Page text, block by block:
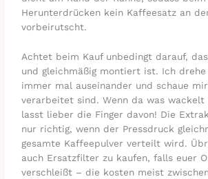
Herunterdrücken kein Kaffeesatz an
vorbeirutscht.
Achtet beim Kauf unbedingt darauf,
und gleichmäßig montiert ist. Ich
immer mal auseinander und schaue
verarbeitet sind. Wenn da was
lasst lieber die Finger davon! Die
nur richtig, wenn der Pressdruck
gesamte Kaffeepulver verteilt wird.
auch Ersatzfilter zu kaufen, falls euer
verschleißt – die kosten meist